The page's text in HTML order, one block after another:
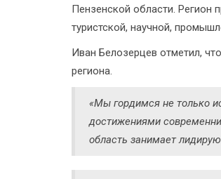
Пензенской области. Регион
туристской, научной,
Иван Белозерцев отметил,
региона.
«Мы гордимся не только
достижениями
область занимает